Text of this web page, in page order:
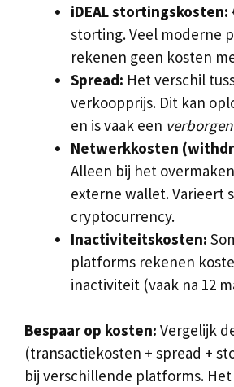
iDEAL stortingskosten:
storting. Veel moderne
rekenen geen kosten
Spread: Het verschil
verkoopprijs. Dit kan
en is vaak een
Netwerkkosten
Alleen bij het
externe wallet. Varieert
cryptocurrency.
Inactiviteitskosten:
platforms rekenen
inactiviteit (vaak na 12
Bespaar op kosten: Vergelijk
(transactiekosten + spread +
bij verschillende platforms.